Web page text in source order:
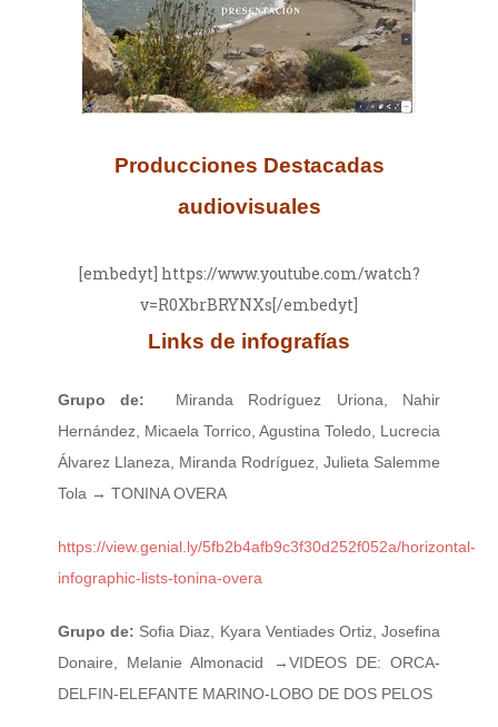
Producciones Destacadas
audiovisuales
[embedyt] https://www.youtube.com/watch?
v=R0XbrBRYNXs[/embedyt]
Links de infografías
Grupo de: Miranda Rodríguez Uriona, Nahir
Hernández, Micaela Torrico, Agustina Toledo, Lucrecia
Álvarez Llaneza, Miranda Rodríguez, Julieta Salemme
Tola → TONINA OVERA
https://view.genial.ly/5fb2b4afb9c3f30d252f052a/horizontal-
infographic-lists-tonina-overa
Grupo de: Sofia Diaz, Kyara Ventiades Ortiz, Josefina
Donaire, Melanie Almonacid →VIDEOS DE: ORCA-
DELFIN-ELEFANTE MARINO-LOBO DE DOS PELOS